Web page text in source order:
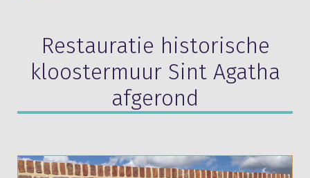
Restauratie historische
kloostermuur Sint Agatha
afgerond